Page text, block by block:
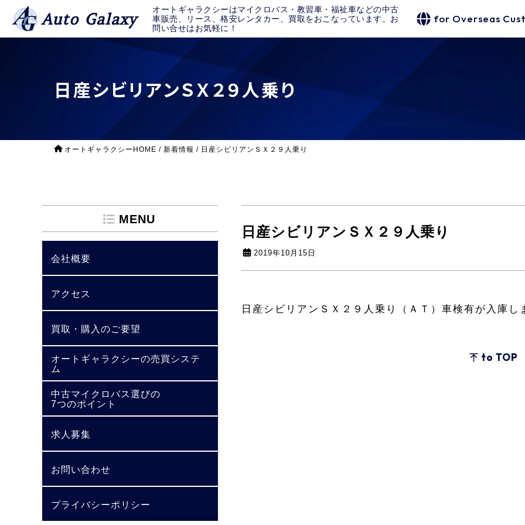
Auto Galaxy
オートギャラクシーはマイクロバス・教習車・福祉車などの中古
車販売、リース、格安レンタカー、買取をおこなっています。お
問い合せはお気軽に！
for Overseas
日産シビリアンＳＸ２９人乗り
オートギャラクシーHOME / 新着情報 / 日産シビリアンＳＸ２９人乗り
日産シビリアンＳＸ２９人乗り
2019年10月15日
日産シビリアンＳＸ２９人乗り（ＡＴ）車検有が入庫し
to TOP
MENU
会社概要
アクセス
買取・購入のご要望
オートギャラクシーの売買システ
ム
中古マイクロバス選びの
7つのポイント
求人募集
お問い合わせ
プライバシーポリシー